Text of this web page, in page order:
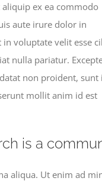
ex ea commodo
aute irure dolor in
in voluptate velit esse
nulla pariatur.
non proident, sunt
mollit anim id est
is a
aliqua. Ut enim ad